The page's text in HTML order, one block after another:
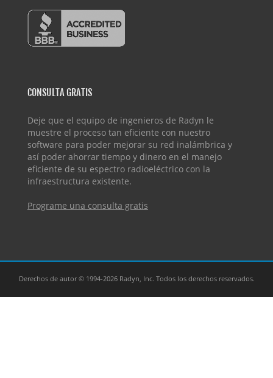
CONSULTA GRATIS
Deje que el equipo de ingenieros de Radyn le
muestre el proceso tan eficiente con nuestro
software para poder mejorar su red inalámbrica y
así poder ahorrar tiempo y dinero en el manejo
eficiente de su espectro radioeléctrico con la
infraestructura existente.
Programe una consulta gratis
Derechos de autor © 1994-2026 Radyn, Inc. Todos los derechos reservados.